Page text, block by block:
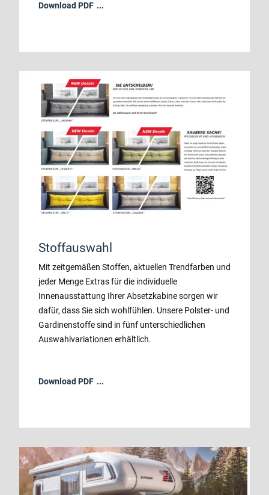
Download PDF
Stoffauswahl
Mit zeitgemäßen Stoffen, aktuellen Trendfarben und
jeder Menge Extras für die individuelle
Innenausstattung Ihrer Absetzkabine sorgen wir
dafür, dass Sie sich wohlfühlen. Unsere Polster- und
Gardinenstoffe sind in fünf unterschiedlichen
Auswahlvariationen erhältlich.
Download PDF